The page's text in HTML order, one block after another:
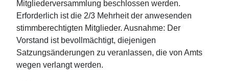
Mitgliederversammlung beschlossen werden.
Erforderlich ist die 2/3 Mehrheit der anwesenden
stimmberechtigten Mitglieder. Ausnahme: Der
Vorstand ist bevollmächtigt, diejenigen
Satzungsänderungen zu veranlassen, die von Amts
wegen verlangt werden.